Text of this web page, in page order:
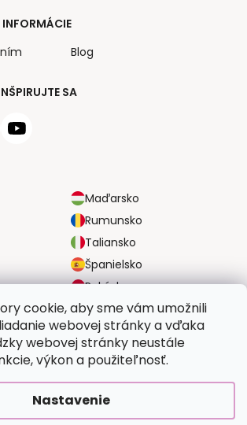
cookie, aby sme vám umožnili
webovej stránky a vďaka
webovej stránky neustále
výkon a použiteľnosť.
Nastavenie
SA
Maďarsko
Rumunsko
Taliansko
Španielsko
Rakúsko
Blog
DOPRAVY
PLATBY